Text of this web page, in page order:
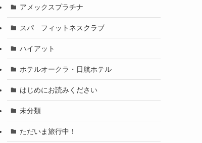
アメックスプラチナ
スパ フィットネスクラブ
ハイアット
ホテルオークラ・日航ホテル
はじめにお読みください
未分類
ただいま旅行中！